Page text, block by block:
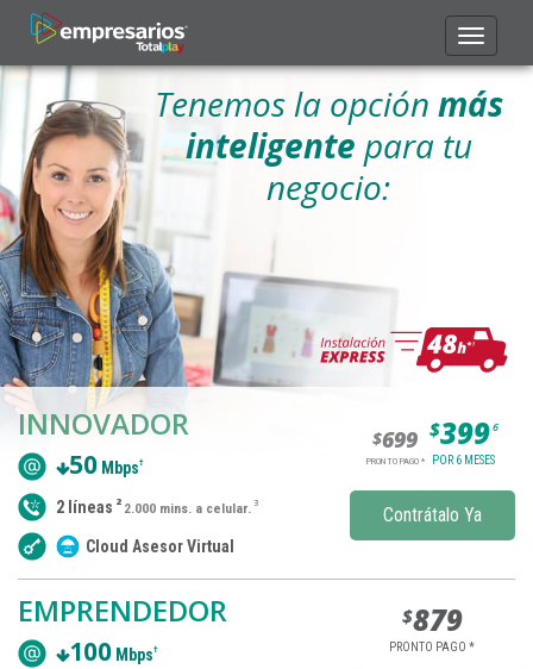
Toggle
Tenemos la opción más
inteligente para tu
negocio:
INNOVADOR
50 Mbps†
2 líneas 2 2.000 mins. a celular. 3
Cloud Asesor Virtual
$699
PRONTO PAGO *
$3996
POR 6 MESES
Contrátalo Ya
EMPRENDEDOR
100 Mbps†
$879
PRONTO PAGO *